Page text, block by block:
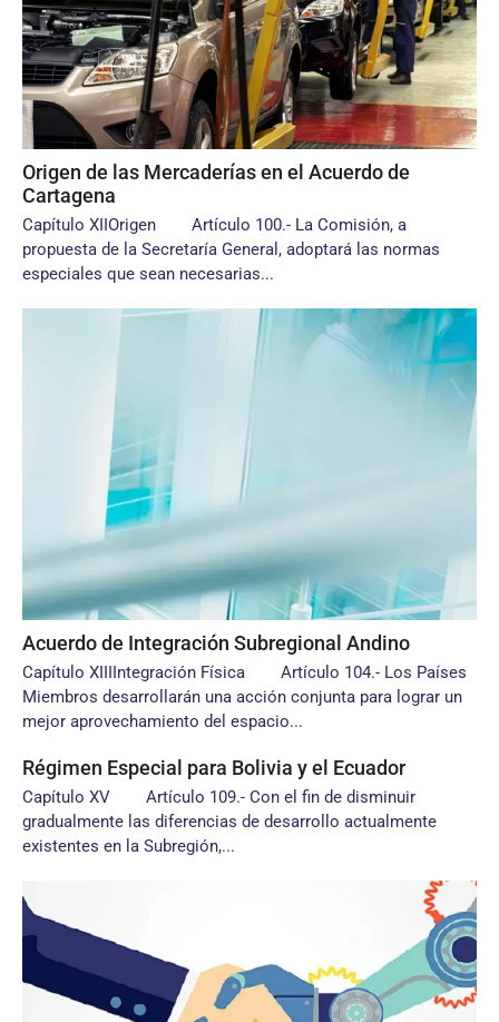
Origen de las Mercaderías en el Acuerdo de
Cartagena
Capítulo XIIOrigen Artículo 100.- La Comisión, a
propuesta de la Secretaría General, adoptará las normas
especiales que sean necesarias...
Acuerdo de Integración Subregional Andino
Capítulo XIIIIntegración Física Artículo 104.- Los Países
Miembros desarrollarán una acción conjunta para lograr un
mejor aprovechamiento del espacio...
Régimen Especial para Bolivia y el Ecuador
Capítulo XV Artículo 109.- Con el fin de disminuir
gradualmente las diferencias de desarrollo actualmente
existentes en la Subregión,...